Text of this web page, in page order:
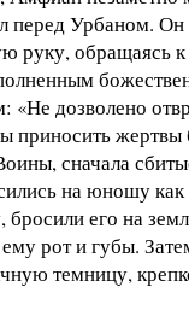
перед Урбаном. Он
руку, обращаясь
«Не дозволено
приносить
сначала
на юношу как
бросили его на
рот и губы.
темницу,